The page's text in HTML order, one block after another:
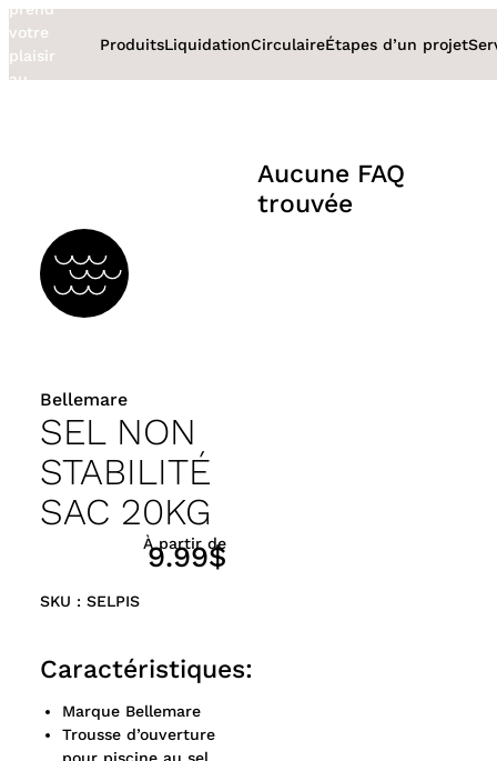
Aller
au
contenu
prend
votre
plaisir
au
ProduitsLiquidationCirculaireÉtapes d’un projet
Bellemare
SEL NON
STABILITÉ
SAC 20KG
À partir de
9.99$
SKU : SELPIS
Caractéristiques:
Marque Bellemare
Trousse d’ouverture
Aucune FAQ
trouvée